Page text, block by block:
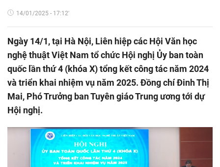
14/01/2025 - 17:12'
Ngày 14/1, tại Hà Nội, Liên hiệp các Hội Văn học
nghệ thuật Việt Nam tổ chức Hội nghị Ủy ban toàn
quốc lần thứ 4 (khóa X) tổng kết công tác năm 2024
và triển khai nhiệm vụ năm 2025. Đồng chí Đinh Thị
Mai, Phó Trưởng ban Tuyên giáo Trung ương tới dự
Hội nghị.